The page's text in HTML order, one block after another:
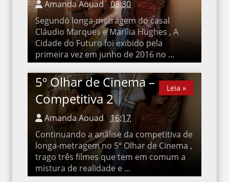
Amanda Aouad 08:30
Segundo longa-metragem do casal Cláudio
Marques e Marília Hughes , A Cidade do
Futuro foi exibido pela primeira vez em junho
de 2016 no ...
5º Olhar de Cinema –
Competitiva 2
Amanda Aouad 16:17
Continuando a análise da competitiva de
longa-metragem no 5º Olhar de Cinema ,
trago três filmes que tem em comum a
mistura de realidade e ...
Leia »
Leia »